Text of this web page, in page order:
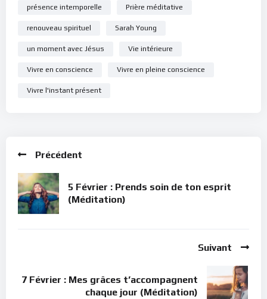
présence intemporelle Prière méditative
renouveau spirituel Sarah Young
un moment avec Jésus Vie intérieure
Vivre en conscience Vivre en pleine conscience
Vivre l'instant présent
Précédent
5 Février : Prends soin de ton esprit
(Méditation)
Suivant
7 Février : Mes grâces t’accompagnent
chaque jour (Méditation)